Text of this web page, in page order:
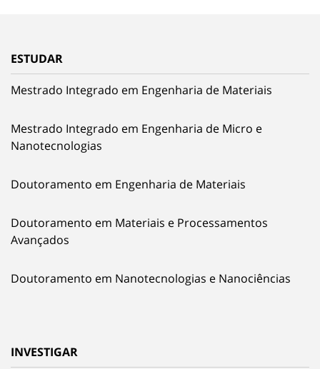
ESTUDAR
Mestrado Integrado em Engenharia de Materiais
Mestrado Integrado em Engenharia de Micro e
Nanotecnologias
Doutoramento em Engenharia de Materiais
Doutoramento em Materiais e Processamentos
Avançados
Doutoramento em Nanotecnologias e Nanociências
INVESTIGAR